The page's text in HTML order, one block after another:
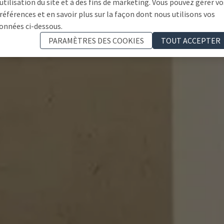
du site et à des fins de marketing. Vous pouvez gérer
et en savoir plus sur la façon dont nous utilisons vos
ci-dessous.
PARAMÈTRES DES COOKIES
TOUT ACCEPTER